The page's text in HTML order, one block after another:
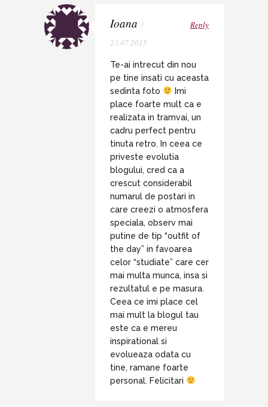
Ioana /
23.07.2015
Reply
Te-ai intrecut din nou
pe tine insati cu aceasta
sedinta foto
Imi
place foarte mult ca e
realizata in tramvai, un
cadru perfect pentru
tinuta retro. In ceea ce
priveste evolutia
blogului, cred ca a
crescut considerabil
numarul de postari in
care creezi o atmosfera
speciala, observ mai
putine de tip “outfit of
the day” in favoarea
celor “studiate” care cer
mai multa munca, insa si
rezultatul e pe masura.
Ceea ce imi place cel
mai mult la blogul tau
este ca e mereu
inspirational si
evolueaza odata cu
tine, ramane foarte
personal. Felicitari